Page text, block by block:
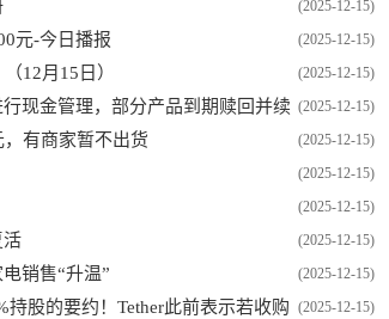
(2025-12-15)
(2025-12-15)
元-今日播报
(2025-12-15)
12月15日）
(2025-12-15)
现金管理，部分产品到期赎回并续
(2025-12-15)
有商家暂不出货
(2025-12-15)
(2025-12-15)
(2025-12-15)
活
(2025-12-15)
销售“升温”
(2025-12-15)
股的要约！Tether此前表示若收购